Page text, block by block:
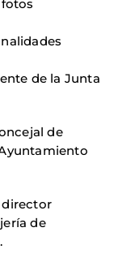
de la Junta
de
director
de